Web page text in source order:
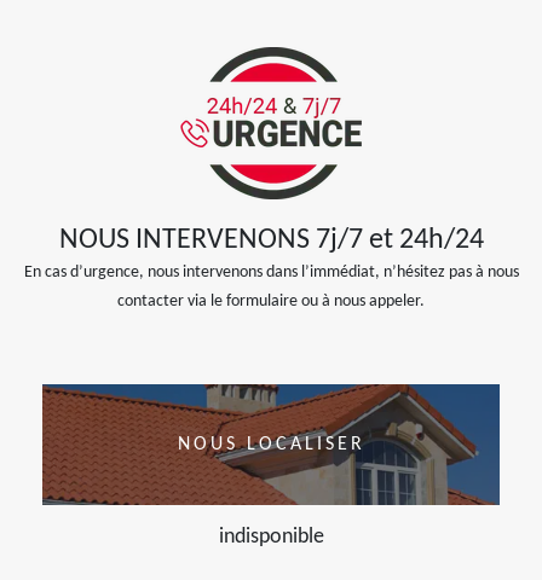
NOUS INTERVENONS 7j/7 et 24h/24
En cas d’urgence, nous intervenons dans l’immédiat, n’hésitez pas à nous
contacter via le formulaire ou à nous appeler.
NOUS LOCALISER
indisponible